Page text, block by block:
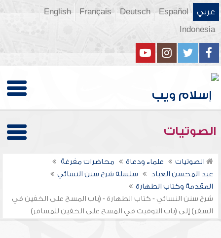
عربي Español
Deutsch
Français
English
Indonesia
الصوتيات
الصوتيات علماء ودعاة
محاضرات مفرغة
عبد المحسن العباد
سلسلة شرح سنن النسائي
المقدمة وكتاب الطهارة
شرح سنن النسائي - كتاب الطهارة - (باب المسح على الخفين في
السفر) إلى (باب التوقيت في المسح على الخفين للمسافر)